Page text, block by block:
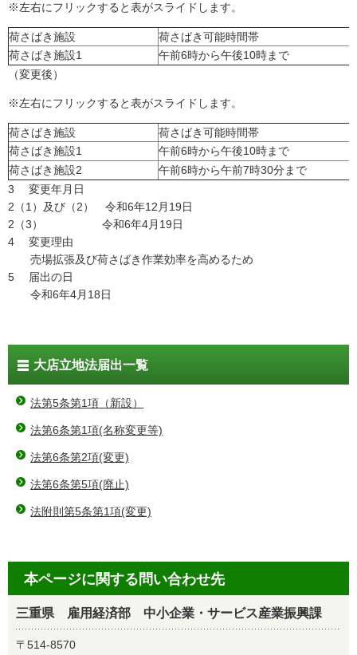
※左右にフリックすると表がスライドします。
荷さばき施設
荷さばき可能時間帯
荷さばき施設1
午前6時から午後10時まで
（変更後）
※左右にフリックすると表がスライドします。
荷さばき施設
荷さばき可能時間帯
荷さばき施設1
午前6時から午後10時まで
荷さばき施設2
午前6時から午前7時30分まで
3 変更年月日
2（1）及び（2） 令和6年12月19日
2（3） 令和6年4月19日
4 変更理由
売場拡張及び荷さばき作業効率を高めるため
5 届出の日
令和6年4月18日
大店立地法届出一覧
法第5条第1項（新設）
法第6条第1項(名称変更等)
法第6条第2項(変更)
法第6条第5項(廃止)
法附則第5条第1項(変更)
本ページに関する問い合わせ先
三重県 雇用経済部 中小企業・サービス産業振興課
〒514-8570